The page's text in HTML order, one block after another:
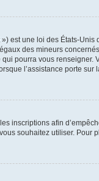
est une loi des États-
des mineurs
pourra vous
l’assistance porte
inscriptions afin
souhaitez utiliser. Pour